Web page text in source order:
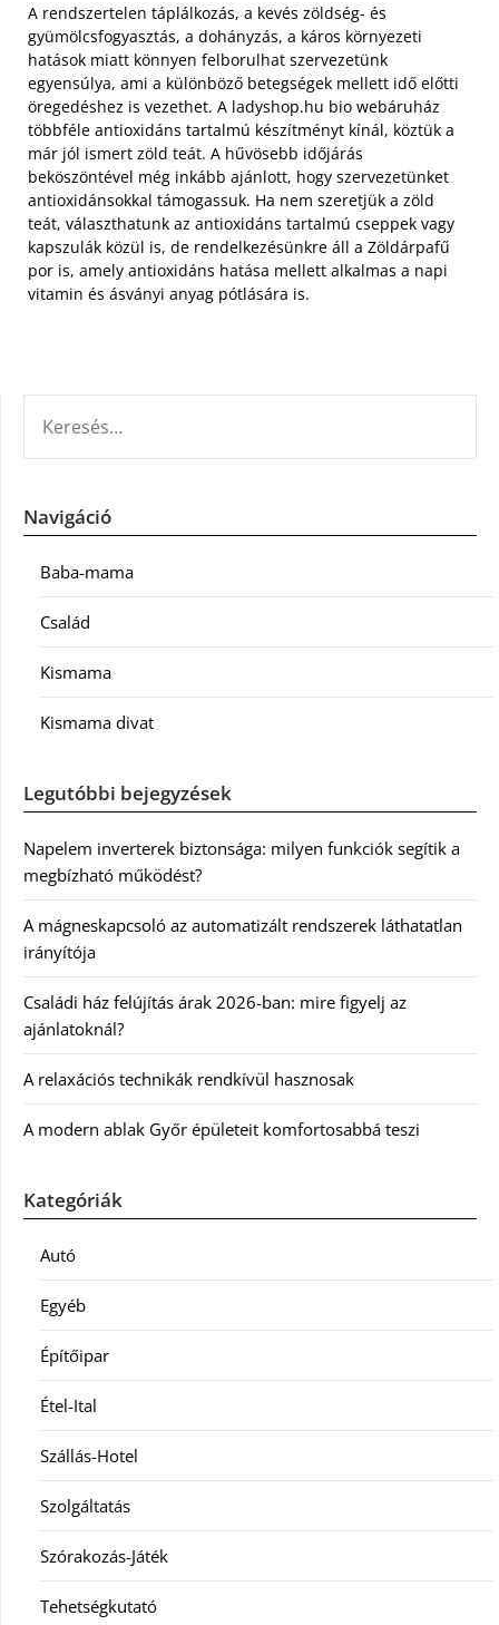
A rendszertelen táplálkozás, a kevés zöldség- és
gyümölcsfogyasztás, a dohányzás, a káros környezeti
hatások miatt könnyen felborulhat szervezetünk
egyensúlya, ami a különböző betegségek mellett idő előtti
öregedéshez is vezethet. A ladyshop.hu bio webáruház
többféle antioxidáns tartalmú készítményt kínál, köztük a
már jól ismert zöld teát. A hűvösebb időjárás
beköszöntével még inkább ajánlott, hogy szervezetünket
antioxidánsokkal támogassuk. Ha nem szeretjük a zöld
teát, választhatunk az antioxidáns tartalmú cseppek vagy
kapszulák közül is, de rendelkezésünkre áll a Zöldárpafű
por is, amely antioxidáns hatása mellett alkalmas a napi
vitamin és ásványi anyag pótlására is.
Navigáció
Baba-mama
Család
Kismama
Kismama divat
Legutóbbi bejegyzések
Napelem inverterek biztonsága: milyen funkciók segítik a
megbízható működést?
A mágneskapcsoló az automatizált rendszerek láthatatlan
irányítója
Családi ház felújítás árak 2026-ban: mire figyelj az
ajánlatoknál?
A relaxációs technikák rendkívül hasznosak
A modern ablak Győr épületeit komfortosabbá teszi
Kategóriák
Autó
Egyéb
Építőipar
Étel-Ital
Szállás-Hotel
Szolgáltatás
Szórakozás-Játék
Tehetségkutató